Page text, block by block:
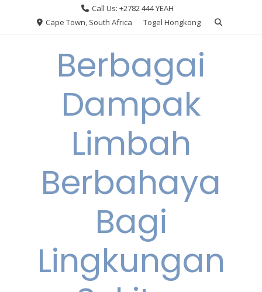
Call Us: +2782 444 YEAH
Cape Town, South Africa
Togel Hongkong
Berbagai
Dampak
Limbah
Berbahaya
Bagi
Lingkungan